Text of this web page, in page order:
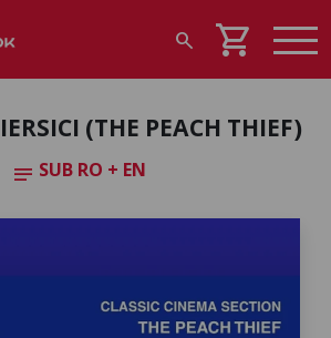
search shopping_cart
(THE PEACH THIEF)
notes SUB RO + EN